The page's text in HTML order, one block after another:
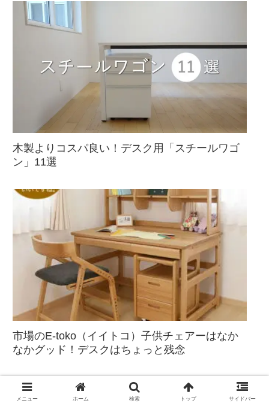
木製よりコスパ良い！デスク用「スチールワゴ
ン」11選
市場のE-toko（イイトコ）子供チェアーはなか
なかグッド！デスクはちょっと残念
メニュー ホーム 検索 トップ サイドバー